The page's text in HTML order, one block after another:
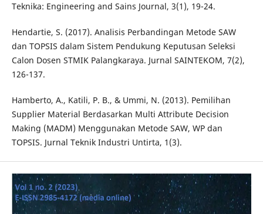
Teknika: Engineering and Sains Journal, 3(1), 19-24.
Hendartie, S. (2017). Analisis Perbandingan Metode SAW
dan TOPSIS dalam Sistem Pendukung Keputusan Seleksi
Calon Dosen STMIK Palangkaraya. Jurnal SAINTEKOM, 7(2),
126-137.
Hamberto, A., Katili, P. B., & Ummi, N. (2013). Pemilihan
Supplier Material Berdasarkan Multi Attribute Decision
Making (MADM) Menggunakan Metode SAW, WP dan
TOPSIS. Jurnal Teknik Industri Untirta, 1(3).